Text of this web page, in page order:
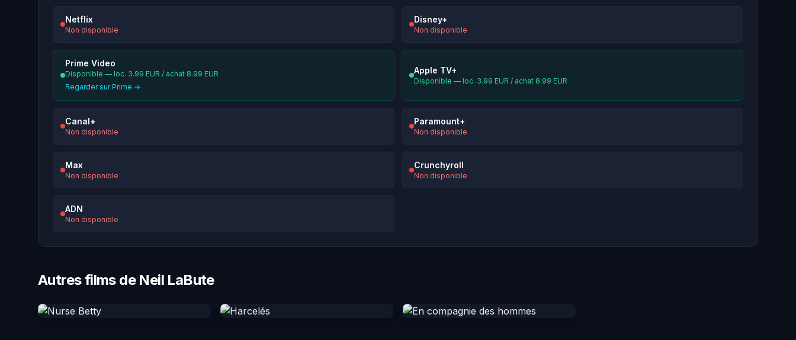
Netflix
Non disponible
Disney+
Non disponible
Prime Video
Disponible — loc. 3.99 EUR / achat 8.99 EUR
Regarder sur Prime →
Apple TV+
Disponible — loc. 3.99 EUR / achat 8.99 EUR
Canal+
Non disponible
Paramount+
Non disponible
Max
Non disponible
Crunchyroll
Non disponible
ADN
Non disponible
Autres films de Neil LaBute